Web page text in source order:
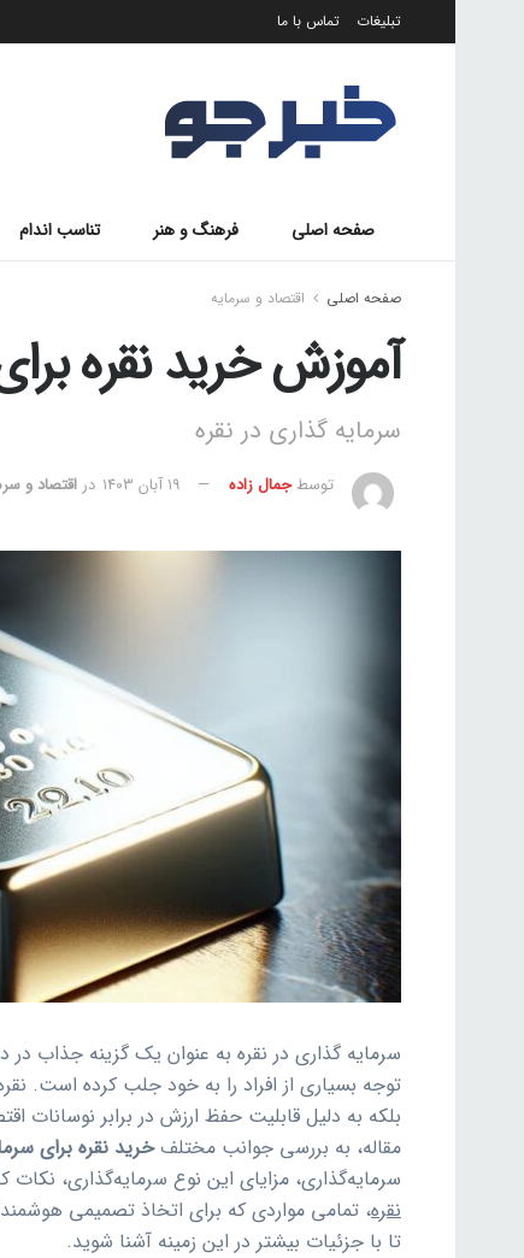
تبلیغات تماس با ما
صفحه اصلی فرهنگ و هنر تناسب اندام
صفحه اصلی اقتصاد و سرمایه
آموزش خرید نقره
سرمایه گذاری در نقره
توسطجمال زاده ۱۹ آبان ۱۴۰۳ در اقتصاد و
سرمایه گذاری در نقره به عنوان یک گزینه جذاب
توجه بسیاری از افراد را به خود جلب کرده است. نقره
بلکه به دلیل قابلیت حفظ ارزش در برابر نوسانات
مقاله، به بررسی جوانب مختلفخرید نقره برای
سرمایه‌گذاری، مزایای این نوع سرمایه‌گذاری،
نقره، تمامی مواردی که برای اتخاذ تصمیمی
تا با جزئیات بیشتر در این زمینه آشنا شوید.